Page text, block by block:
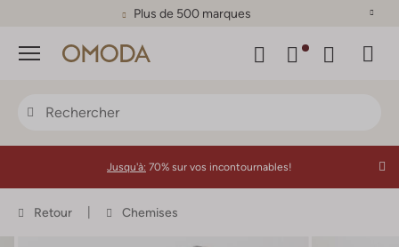
Plus de 500 marques
Menu
Jusqu'à: 70% sur vos incontournables!
Retour Chemises